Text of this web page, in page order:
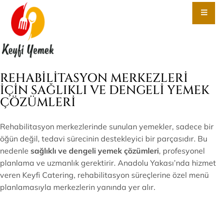
REHABILITASYON MERKEZLERI
İÇIN SAĞLIKLI VE DENGELI YEMEK
ÇÖZÜMLERI
Rehabilitasyon merkezlerinde sunulan yemekler, sadece bir
öğün değil, tedavi sürecinin destekleyici bir parçasıdır. Bu
nedenle sağlıklı ve dengeli yemek çözümleri, profesyonel
planlama ve uzmanlık gerektirir. Anadolu Yakası’nda hizmet
veren Keyfi Catering, rehabilitasyon süreçlerine özel menü
planlamasıyla merkezlerin yanında yer alır.